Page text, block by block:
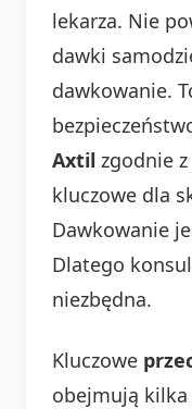
lekarza. Nie
dawki
dawkowanie.
Axtil zgodnie
kluczowe dla
Dawkowanie
Dlatego
niezbędna.
Kluczowe
obejmują kilka